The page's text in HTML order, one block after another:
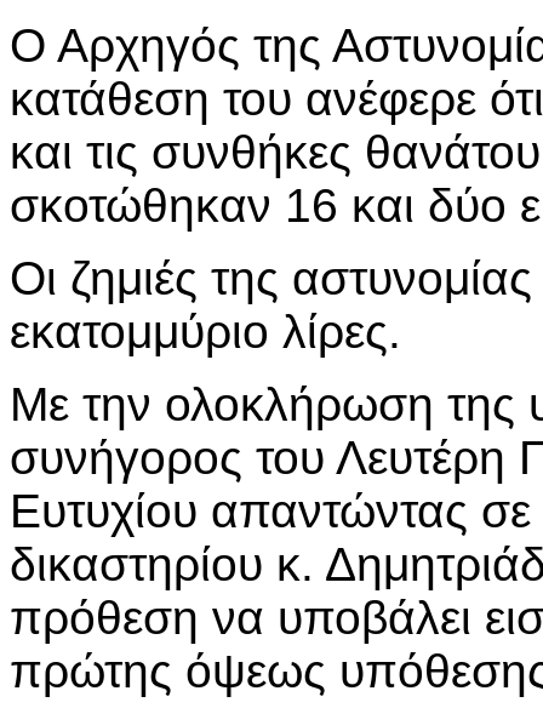
Ο Αρχηγός της
κατάθεση του ανέφερε
και τις συνθήκες
σκοτώθηκαν 16 και δύο
Οι ζημιές της
εκατομμύριο λίρες.
Με την ολοκλήρωση της
συνήγορος του
Ευτυχίου απαντώντας
δικαστηρίου κ.
πρόθεση να υποβάλει
πρώτης όψεως υπόθεσης